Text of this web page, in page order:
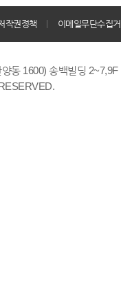
작권정책 이메일무단수집
동 1600) 송백빌딩